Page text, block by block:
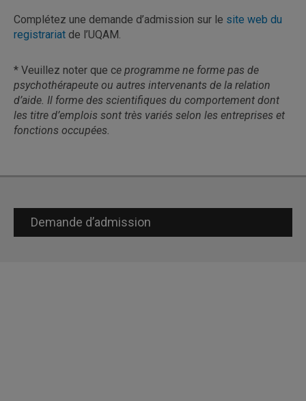
Complétez une demande d’admission sur le site web du
registrariat de l’UQAM.
* Veuillez noter que ce programme ne forme pas de
psychothérapeute ou autres intervenants de la relation
d’aide. Il forme des scientifiques du comportement dont
les titre d’emplois sont très variés selon les entreprises et
fonctions occupées.
Demande d’admission